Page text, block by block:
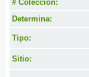
# Colección:
Determina:
Tipo:
Sitio: